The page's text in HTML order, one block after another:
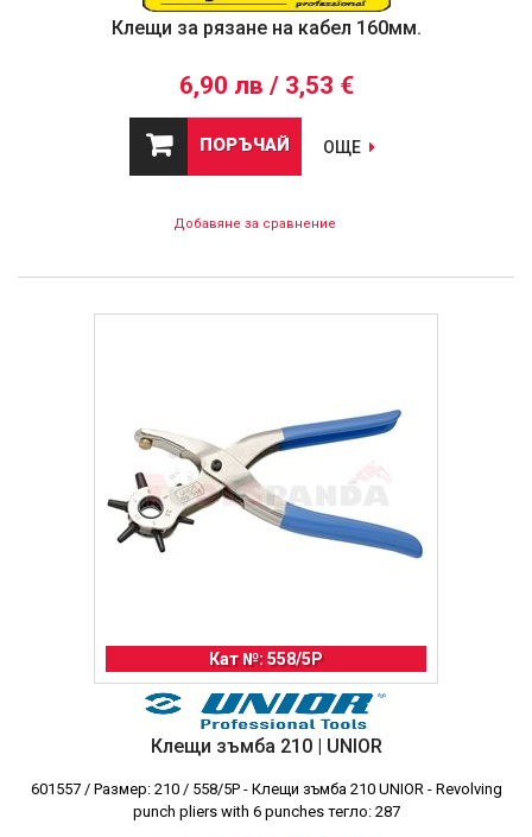
Клещи за рязане на кабел 160мм.
6,90 лв / 3,53 €
ПОРЪЧАЙ ОЩЕ
Добавяне за сравнение
Кат №: 558/5P
Клещи зъмба 210 | UNIOR
601557 / Размер: 210 / 558/5P - Клещи зъмба 210 UNIOR - Revolving
punch pliers with 6 punches тегло: 287